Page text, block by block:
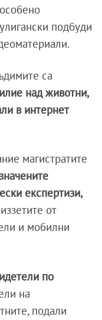
подбуди
са
над животни,
в интернет
магистратите
експертизи,
от
и мобилни
по
на
подали